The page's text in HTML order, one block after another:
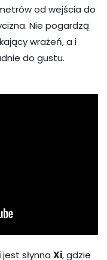
od wejścia do
Nie pogardzą
wrażeń, a i
do gustu.
jest słynna Xi, gdzie